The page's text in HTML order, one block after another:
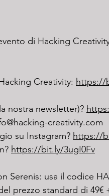
di Hacking
Creativity: https://
nostra newsletter)?
creativity.com
su Instagram? https://
https://bit.ly/3ugI0Fv
Serenis: usa il codice
prezzo standard di